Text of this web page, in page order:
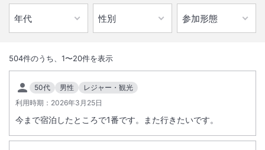
那覇空港より約1時間、全室オーシャンビューの本格的リゾートホテル
です。プライベートビーチはもちろん、マリンスポーツやレストランも
総客室数377室
INチェックイン
14:00/ OUT チェックアウト
11:00
504件のうち、 1〜20件を表示
50代 男性
レジャー・観光
利用時期： 2026年3月25日
今まで宿泊したところで1番です。また行きたいです。